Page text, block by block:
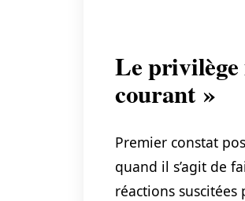
Le privilège
courant »
Premier constat
quand il s’agit de
réactions